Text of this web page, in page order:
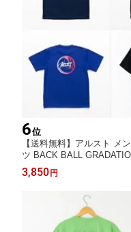
6位
【送料無料】アルスト メ
ツ BACK BALL
シャツ VB23TS02
3,850円